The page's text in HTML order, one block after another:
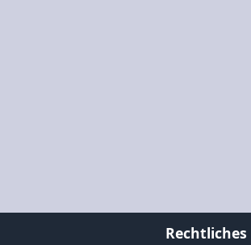
Rechtliches